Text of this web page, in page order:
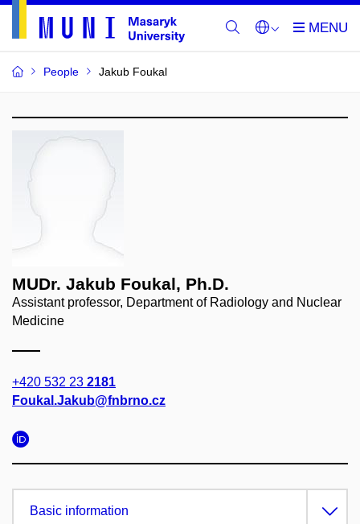
People Jakub Foukal
MUDr. Jakub Foukal, Ph.D.
Assistant professor, Department of Radiology and Nuclear
Medicine
+420 532 23 2181
Foukal.Jakub@fnbrno.cz
Basic information